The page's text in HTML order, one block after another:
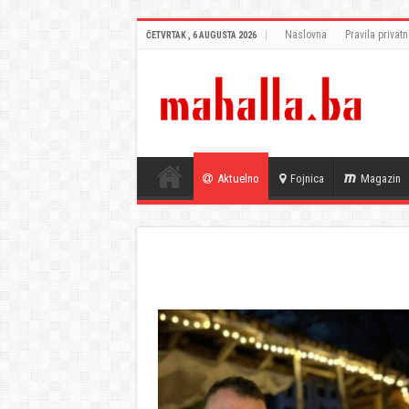
ČETVRTAK , 6 AUGUSTA 2026 Naslovna Pravila
Aktuelno Fojnica Magazin